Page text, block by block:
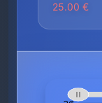
25.00 €